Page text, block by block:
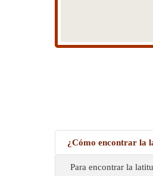
¿Cómo encontrar la
Para encontrar la